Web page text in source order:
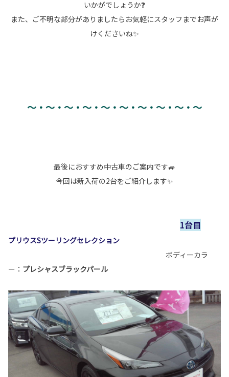
いかがでしょうか❓
また、ご不明な部分がありましたらお気軽にスタッフまでお声が
けくださいね✨
～・～・～・～・～・～・～・～・～・～
最後におすすめ中古車のご案内です🚙
今回は新入荷の2台をご紹介します✨
1台目
プリウスSツーリングセレクション
ボディーカラ
ー： プレシャスブラックパール